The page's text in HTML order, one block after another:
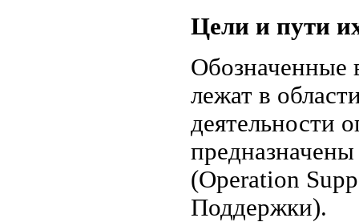
Цели и пути
Обозначенные
лежат в
деятельности
(Operation
Поддержки).